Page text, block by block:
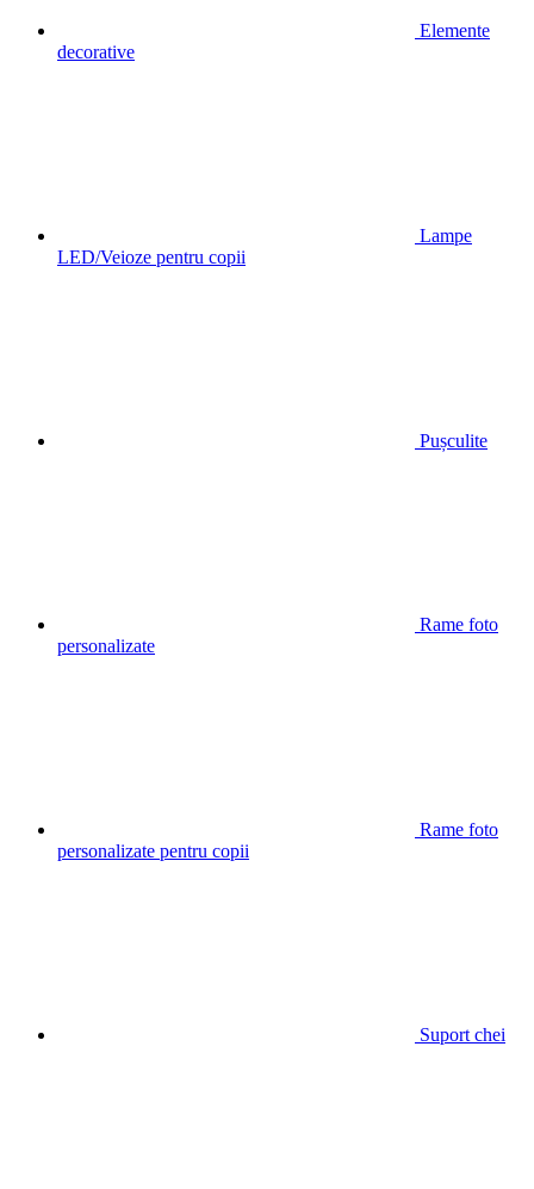
Elemente
decorative
Lampe
LED/Veioze pentru copii
Pușculite
Rame foto
personalizate
Rame foto
personalizate pentru copii
Suport chei